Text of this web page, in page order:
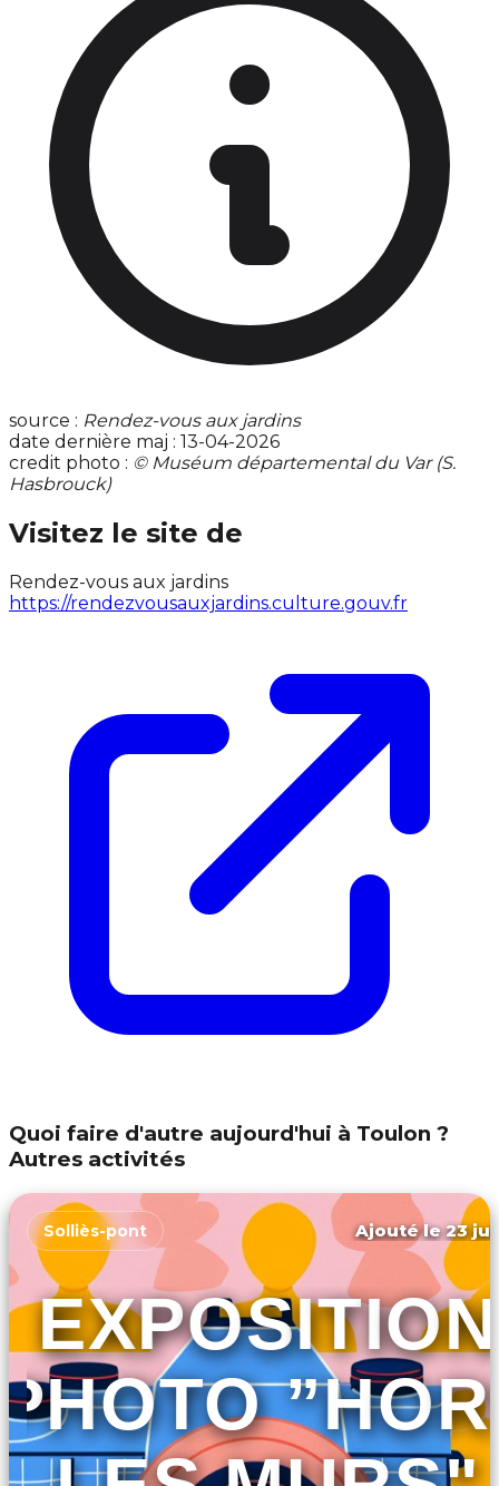
source : Rendez-vous aux jardins
date dernière maj : 13-04-2026
credit photo : © Muséum départemental du Var (S.
Hasbrouck)
Visitez le site de
Rendez-vous aux jardins
https://rendezvousauxjardins.culture.gouv.fr
Quoi faire d'autre aujourd'hui à Toulon ?
Autres activités
Solliès-pont Ajouté le 23
EXPOSITION